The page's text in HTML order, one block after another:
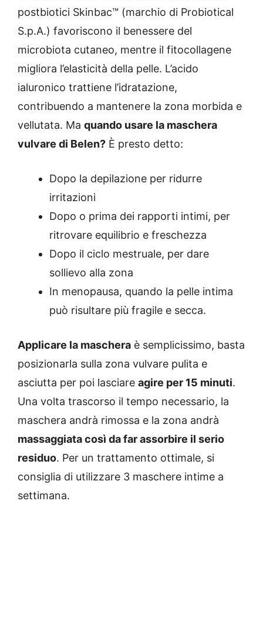
postbiotici Skinbac™ (marchio di Probiotical
S.p.A.) favoriscono il benessere del
microbiota cutaneo, mentre il fitocollagene
migliora l’elasticità della pelle. L’acido
ialuronico trattiene l’idratazione,
contribuendo a mantenere la zona morbida e
vellutata. Ma quando usare la maschera
vulvare di Belen? È presto detto:
Dopo la depilazione per ridurre
irritazioni
Dopo o prima dei rapporti intimi, per
ritrovare equilibrio e freschezza
Dopo il ciclo mestruale, per dare
sollievo alla zona
In menopausa, quando la pelle intima
può risultare più fragile e secca.
Applicare la maschera è semplicissimo, basta
posizionarla sulla zona vulvare pulita e
asciutta per poi lasciare agire per 15 minuti.
Una volta trascorso il tempo necessario, la
maschera andrà rimossa e la zona andrà
massaggiata così da far assorbire il serio
residuo. Per un trattamento ottimale, si
consiglia di utilizzare 3 maschere intime a
settimana.